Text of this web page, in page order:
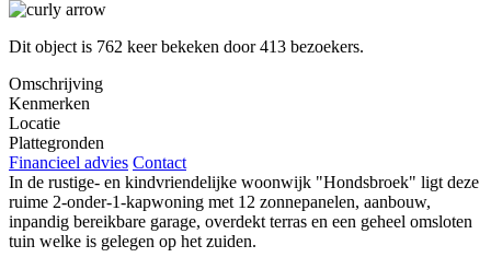
Dit object is 762 keer bekeken door413 bezoekers.
Omschrijving
Kenmerken
Locatie
Plattegronden
Financieel advies Contact
In de rustige- en kindvriendelijke woonwijk "Hondsbroek" ligt deze
ruime 2-onder-1-kapwoning met 12 zonnepanelen, aanbouw,
inpandig bereikbare garage, overdekt terras en een geheel omsloten
tuin welke is gelegen op het zuiden.